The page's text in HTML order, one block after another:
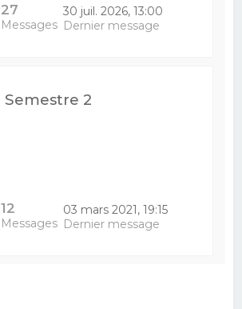
27
Messages
30 juil. 2026, 13:00
Dernier message
Semestre 2
12
Messages
03 mars 2021, 19:15
Dernier message